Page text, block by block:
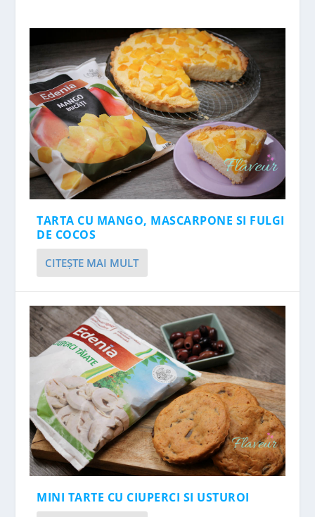
TARTA CU MANGO, MASCARPONE SI FULGI
DE COCOS
CITEŞTE MAI MULT
MINI TARTE CU CIUPERCI SI USTUROI